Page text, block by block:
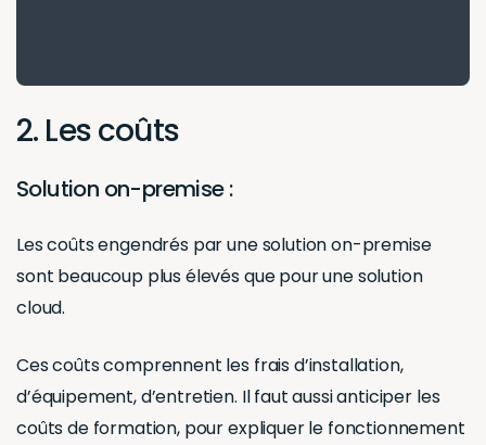
2. Les coûts
Solution on-premise :
Les coûts engendrés par une solution on-premise
sont beaucoup plus élevés que pour une solution
cloud.
Ces coûts comprennent les frais d’installation,
d’équipement, d’entretien. Il faut aussi anticiper les
coûts de formation, pour expliquer le fonctionnement